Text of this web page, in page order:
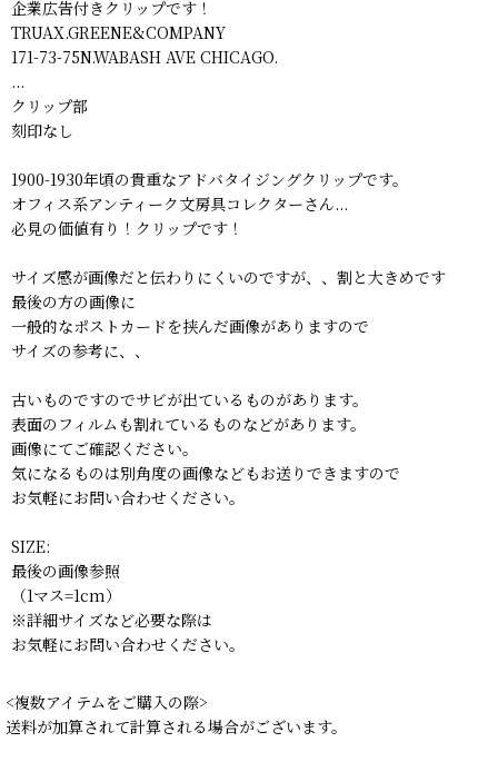
企業広告付きクリップです！
TRUAX.GREENE&COMPANY
171-73-75N.WABASH AVE CHICAGO.
...
クリップ部
刻印なし
1900-1930年頃の貴重なアドバタイジングクリップです。
オフィス系アンティーク文房具コレクターさん...
必見の価値有り！クリップです！
サイズ感が画像だと伝わりにくいのですが、、割と大きめです
最後の方の画像に
一般的なポストカードを挟んだ画像がありますので
サイズの参考に、、
古いものですのでサビが出ているものがあります。
表面のフィルムも割れているものなどがあります。
画像にてご確認ください。
気になるものは別角度の画像などもお送りできますので
お気軽にお問い合わせください。
SIZE:
最後の画像参照
（1マス=1cm）
※詳細サイズなど必要な際は
お気軽にお問い合わせください。
<複数アイテムをご購入の際>
送料が加算されて計算される場合がございます。